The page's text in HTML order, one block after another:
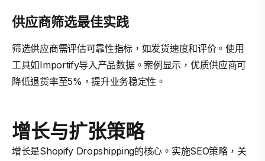
供应商筛选最佳实践
筛选供应商需评估可靠性指标，如发货速度和评价。使用
工具如Importify导入产品数据。案例显示，优质供应商可
降低退货率至5%，提升业务稳定性。
增长与扩张策略
增长是Shopify Dropshipping的核心。实施SEO策略，关